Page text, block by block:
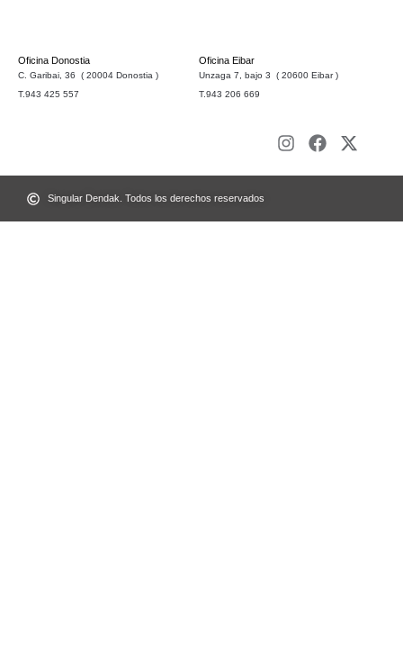
Oficina Donostia
C. Garibai, 36 ( 20004 Donostia )
T.943 425 557
Oficina Eibar
Unzaga 7, bajo 3 ( 20600 Eibar )
T.943 206 669
Singular Dendak. Todos los derechos reservados